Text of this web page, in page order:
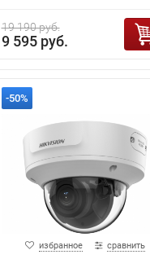
19 190 руб.
9 595 руб.
-50%
избранное сравнить